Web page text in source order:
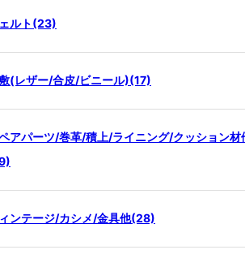
ルト(23)
(レザー/合皮/ビニール)(17)
アパーツ/巻革/積上/ライニング/クッション材
ンテージ/カシメ/金具他(28)